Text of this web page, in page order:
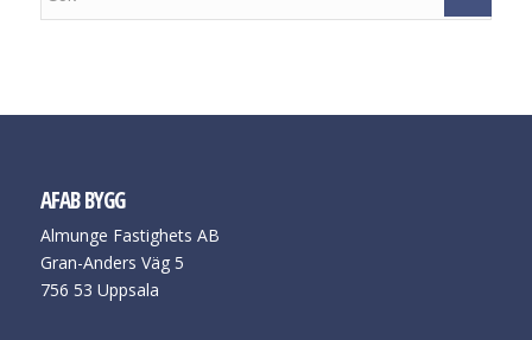
AFAB BYGG
Almunge Fastighets AB
Gran-Anders Väg 5
756 53 Uppsala